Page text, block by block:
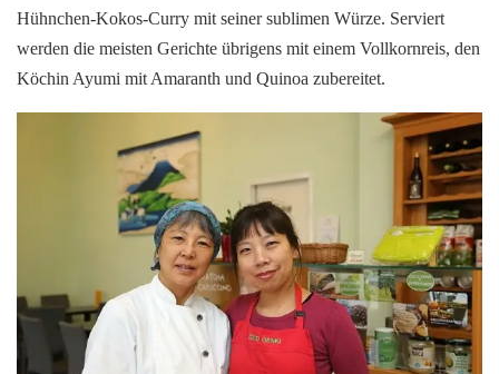
Hühnchen-Kokos-Curry mit seiner sublimen Würze. Serviert
werden die meisten Gerichte übrigens mit einem Vollkornreis, den
Köchin Ayumi mit Amaranth und Quinoa zubereitet.